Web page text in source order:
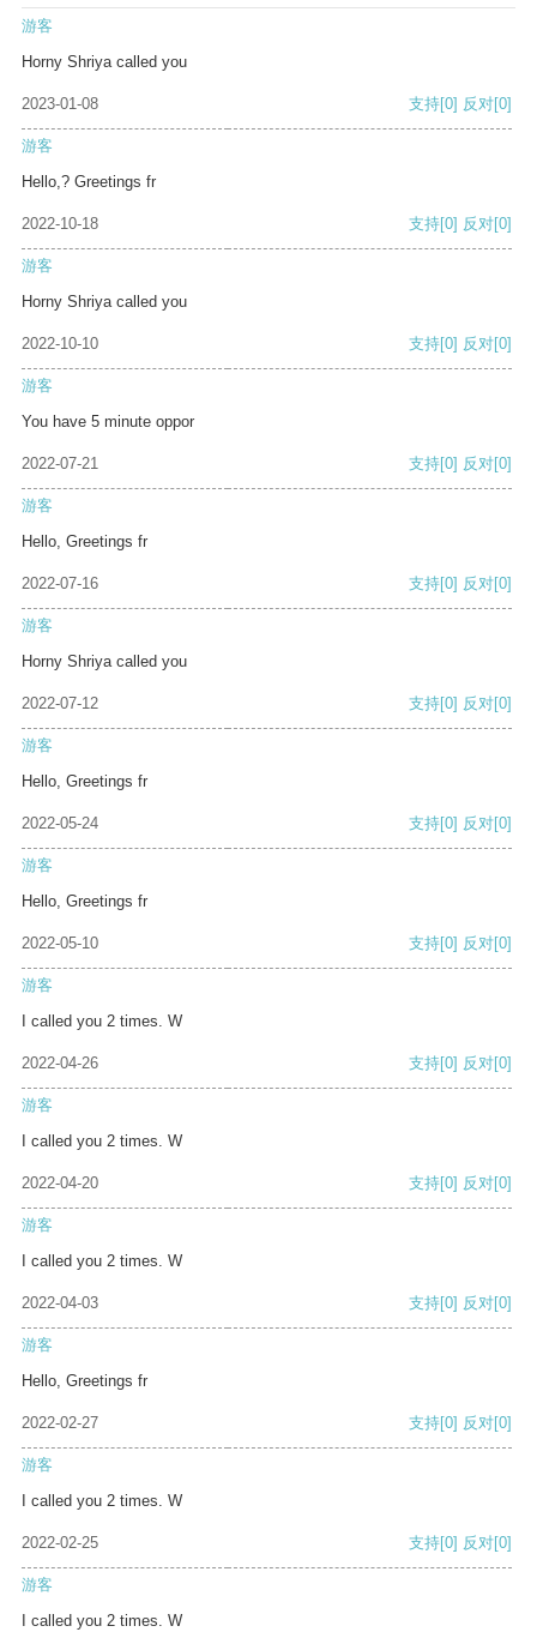
游客
Horny Shriya called you
2023-01-08 支持[0] 反对[0]
游客
Hello,? Greetings fr
2022-10-18 支持[0] 反对[0]
游客
Horny Shriya called you
2022-10-10 支持[0] 反对[0]
游客
You have 5 minute oppor
2022-07-21 支持[0] 反对[0]
游客
Hello, Greetings fr
2022-07-16 支持[0] 反对[0]
游客
Horny Shriya called you
2022-07-12 支持[0] 反对[0]
游客
Hello, Greetings fr
2022-05-24 支持[0] 反对[0]
游客
Hello, Greetings fr
2022-05-10 支持[0] 反对[0]
游客
I called you 2 times. W
2022-04-26 支持[0] 反对[0]
游客
I called you 2 times. W
2022-04-20 支持[0] 反对[0]
游客
I called you 2 times. W
2022-04-03 支持[0] 反对[0]
游客
Hello, Greetings fr
2022-02-27 支持[0] 反对[0]
游客
I called you 2 times. W
2022-02-25 支持[0] 反对[0]
游客
I called you 2 times. W